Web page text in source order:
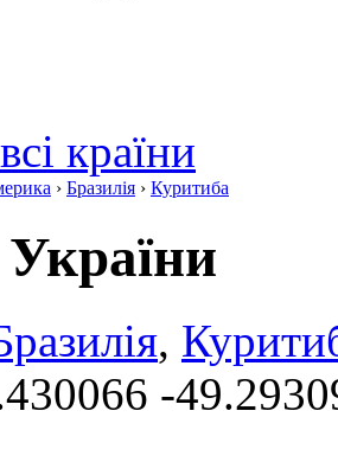
країни
› Бразилія › Куритиба
,
-